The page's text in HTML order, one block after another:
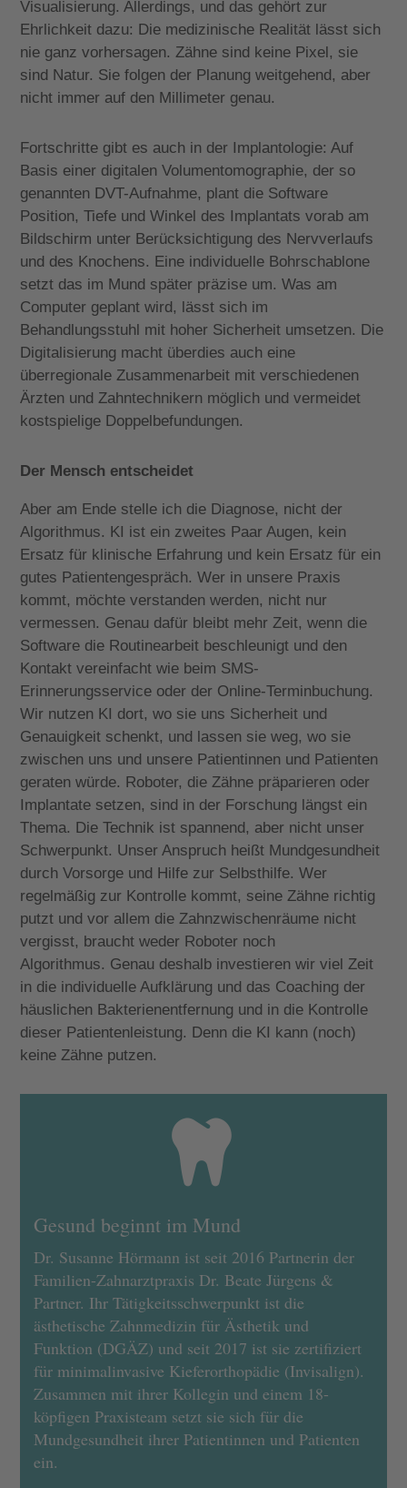
Visualisierung. Allerdings, und das gehört zur
Ehrlichkeit dazu: Die medizinische Realität lässt sich
nie ganz vorhersagen. Zähne sind keine Pixel, sie
sind Natur. Sie folgen der Planung weitgehend, aber
nicht immer auf den Millimeter genau.
Fortschritte gibt es auch in der Implantologie: Auf
Basis einer digitalen Volumentomographie, der so
genannten DVT-Aufnahme, plant die Software
Position, Tiefe und Winkel des Implantats vorab am
Bildschirm unter Berücksichtigung des Nervverlaufs
und des Knochens. Eine individuelle Bohrschablone
setzt das im Mund später präzise um. Was am
Computer geplant wird, lässt sich im
Behandlungsstuhl mit hoher Sicherheit umsetzen. Die
Digitalisierung macht überdies auch eine
überregionale Zusammenarbeit mit verschiedenen
Ärzten und Zahntechnikern möglich und vermeidet
kostspielige Doppelbefundungen.
Der Mensch entscheidet
Aber am Ende stelle ich die Diagnose, nicht der
Algorithmus. KI ist ein zweites Paar Augen, kein
Ersatz für klinische Erfahrung und kein Ersatz für ein
gutes Patientengespräch. Wer in unsere Praxis
kommt, möchte verstanden werden, nicht nur
vermessen. Genau dafür bleibt mehr Zeit, wenn die
Software die Routinearbeit beschleunigt und den
Kontakt vereinfacht wie beim SMS-
Erinnerungsservice oder der Online-Terminbuchung.
Wir nutzen KI dort, wo sie uns Sicherheit und
Genauigkeit schenkt, und lassen sie weg, wo sie
zwischen uns und unsere Patientinnen und Patienten
geraten würde. Roboter, die Zähne präparieren oder
Implantate setzen, sind in der Forschung längst ein
Thema. Die Technik ist spannend, aber nicht unser
Schwerpunkt. Unser Anspruch heißt Mundgesundheit
durch Vorsorge und Hilfe zur Selbsthilfe. Wer
regelmäßig zur Kontrolle kommt, seine Zähne richtig
putzt und vor allem die Zahnzwischenräume nicht
vergisst, braucht weder Roboter noch
Algorithmus. Genau deshalb investieren wir viel Zeit
in die individuelle Aufklärung und das Coaching der
häuslichen Bakterienentfernung und in die Kontrolle
dieser Patientenleistung. Denn die KI kann (noch)
keine Zähne putzen.

Gesund beginnt im Mund
Dr. Susanne Hörmann ist seit 2016 Partnerin der
Familien-Zahnarztpraxis Dr. Beate Jürgens &
Partner. Ihr Tätigkeitsschwerpunkt ist die
ästhetische Zahnmedizin für Ästhetik und
Funktion (DGÄZ) und seit 2017 ist sie zertifiziert
für minimalinvasive Kieferorthopädie (Invisalign).
Zusammen mit ihrer Kollegin und einem 18-
köpfigen Praxisteam setzt sie sich für die
Mundgesundheit ihrer Patientinnen und Patienten
ein.